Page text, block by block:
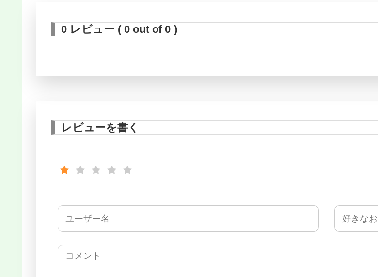
0 レビュー ( 0 out of 0 )
レビューを書く